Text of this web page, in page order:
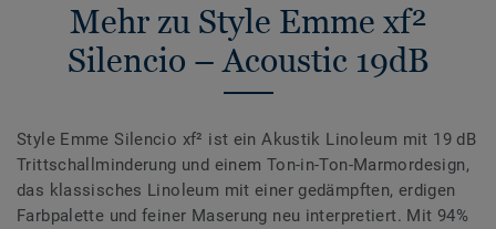
Mehr zu Style Emme xf²
Silencio – Acoustic 19dB
Style Emme Silencio xf² ist ein Akustik Linoleum mit 19 dB
Trittschallminderung und einem Ton-in-Ton-Marmordesign,
das klassisches Linoleum mit einer gedämpften, erdigen
Farbpalette und feiner Maserung neu interpretiert. Mit 94%